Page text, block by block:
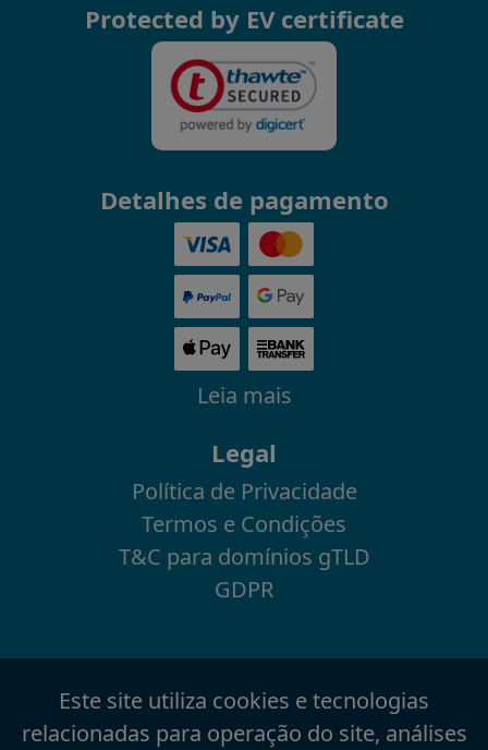
Protected by EV certificate
Detalhes de pagamento
Leia mais
Legal
Política de Privacidade
Termos e Condições
T&C para domínios gTLD
GDPR
Este site utiliza cookies e tecnologias
relacionadas para operação do site, análises